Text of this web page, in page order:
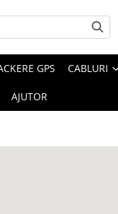
GPS CABLURI
AJUTOR